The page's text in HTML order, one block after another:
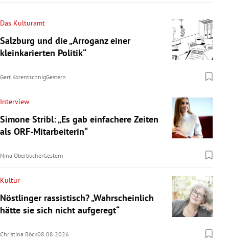
Das Kulturamt
Salzburg und die „Arroganz einer
kleinkarierten Politik“
Gert KorentschnigGestern
Interview
Simone Stribl: „Es gab einfachere Zeiten
als ORF-Mitarbeiterin“
Nina OberbucherGestern
Kultur
Nöstlinger rassistisch? „Wahrscheinlich
hätte sie sich nicht aufgeregt“
Christina Böck08.08.2026